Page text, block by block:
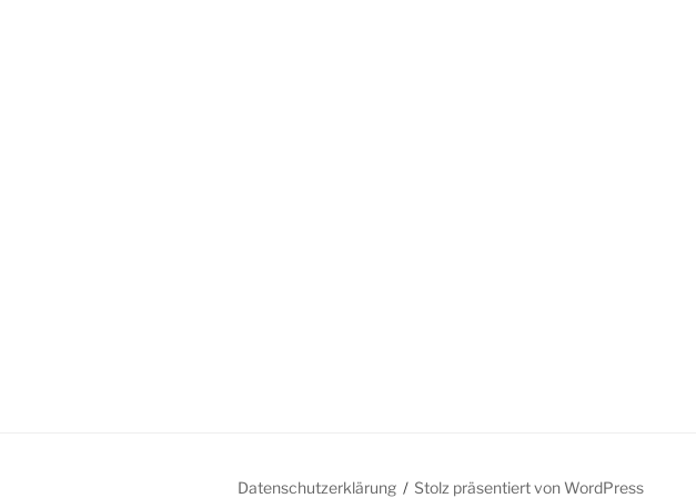
Datenschutzerklärung Stolz präsentiert von WordPress